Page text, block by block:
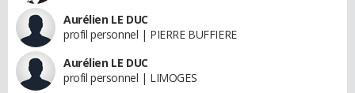
Aurélien LE DUC
profil personnel | PIERRE BUFFIERE
Aurélien LE DUC
profil personnel | LIMOGES